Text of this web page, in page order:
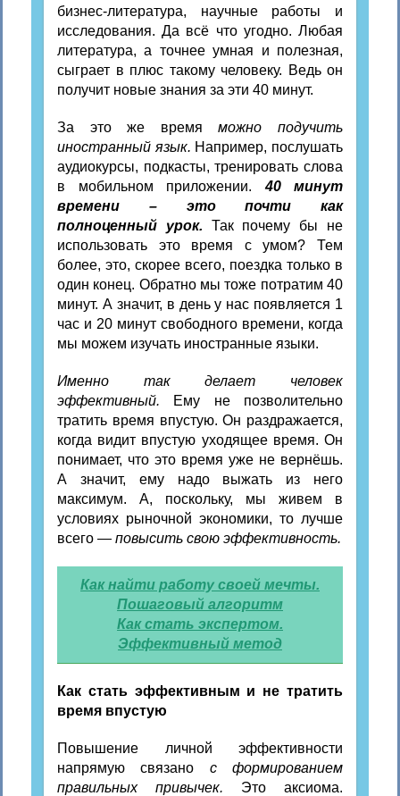
бизнес-литература, научные работы и
исследования. Да всё что угодно. Любая
литература, а точнее умная и полезная,
сыграет в плюс такому человеку. Ведь он
получит новые знания за эти 40 минут.
За это же времяможно подучить
иностранный язык. Например, послушать
аудиокурсы, подкасты, тренировать слова
в мобильном приложении.40 минут
времени – это почти как
полноценный урок. Так почему бы не
использовать это время с умом? Тем
более, это, скорее всего, поездка только в
один конец. Обратно мы тоже потратим 40
минут. А значит, в день у нас появляется 1
час и 20 минут свободного времени, когда
мы можем изучать иностранные языки.
Именно так делает человек
эффективный. Ему не позволительно
тратить время впустую. Он раздражается,
когда видит впустую уходящее время. Он
понимает, что это время уже не вернёшь.
А значит, ему надо выжать из него
максимум. А, поскольку, мы живем в
условиях рыночной экономики, то лучше
всего — повысить свою эффективность.
Как найти работу своей мечты.
Пошаговый алгоритм
Как стать экспертом.
Эффективный метод
Как стать эффективным и не тратить
время впустую
Повышение личной эффективности
напрямую связано с формированием
правильных привычек. Это аксиома.